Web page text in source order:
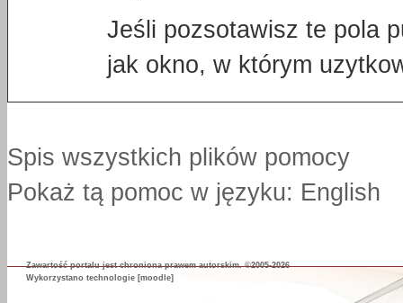
Jeśli pozsotawisz te pola
jak okno, w którym
Spis wszystkich plików pomocy
Pokaż tą pomoc w języku: English
Zawartość portalu jest chroniona prawem autorskim. ©2005-2026
Wykorzystano technologie [moodle]